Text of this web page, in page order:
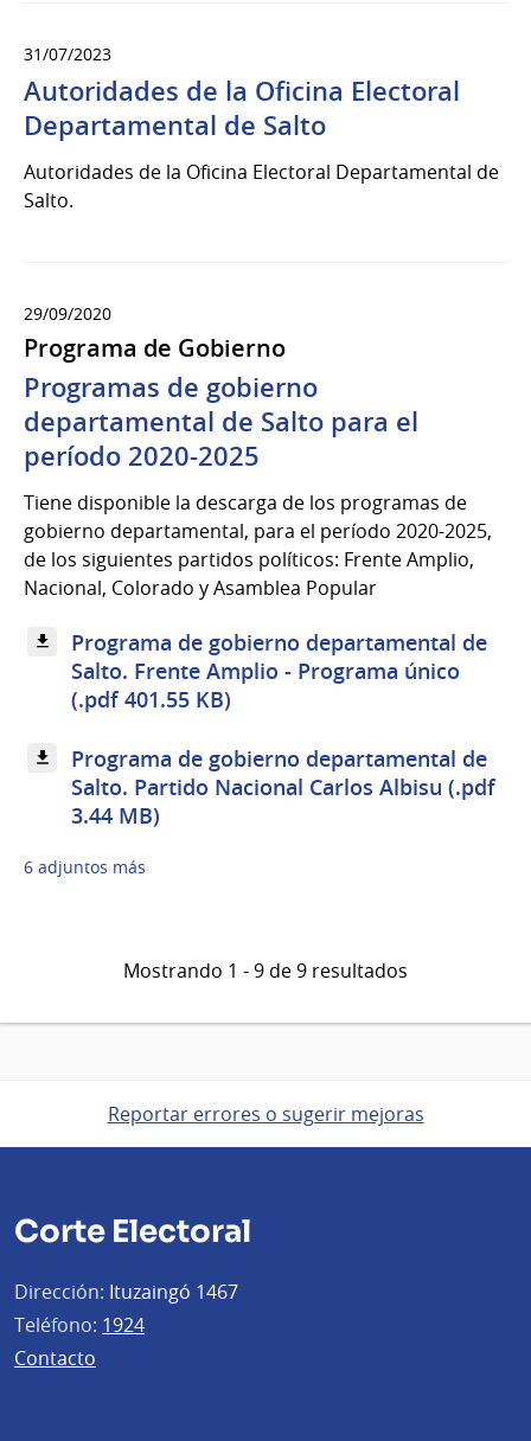
31/07/2023
Autoridades de la Oficina Electoral
Departamental de Salto
Autoridades de la Oficina Electoral Departamental de
Salto.
29/09/2020
Programa de Gobierno
Programas de gobierno
departamental de Salto para el
período 2020-2025
Tiene disponible la descarga de los programas de
gobierno departamental, para el período 2020-2025,
de los siguientes partidos políticos: Frente Amplio,
Nacional, Colorado y Asamblea Popular
Programa de gobierno departamental de
Salto. Frente Amplio - Programa único
(.pdf 401.55 KB)
Programa de gobierno departamental de
Salto. Partido Nacional Carlos Albisu (.pdf
3.44 MB)
6 adjuntos más
Mostrando 1 - 9 de 9 resultados
Reportar errores o sugerir mejoras
Corte Electoral
Dirección: Ituzaingó 1467
Teléfono: 1924
Contacto